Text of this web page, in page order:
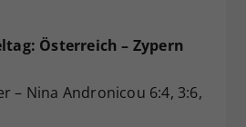
Österreich – Zypern
– Nina Andronicou 6:4, 3:6,